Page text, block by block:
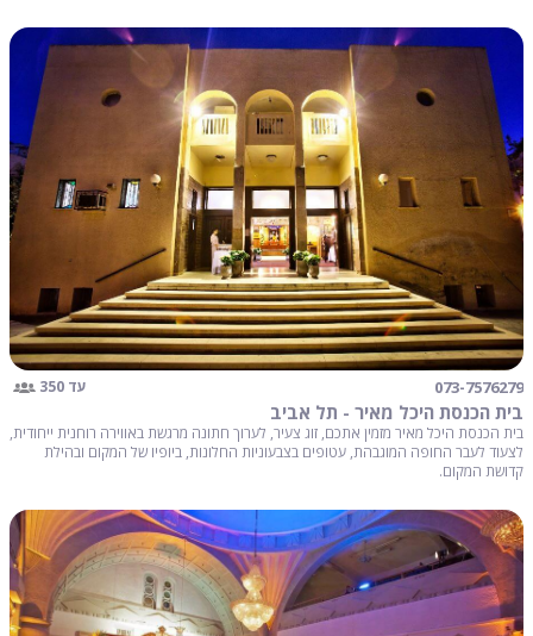
073-7576279 עד 350
בית הכנסת היכל מאיר - תל אביב
בית הכנסת היכל מאיר מזמין אתכם, זוג צעיר, לערוך חתונה מרגשת באווירה רוחנית ייחודית,
לצעוד לעבר החופה המוגבהת, עטופים בצבעוניות החלונות, ביופיו של המקום ובהילת
קדושת המקום.